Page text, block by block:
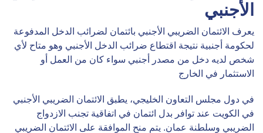
الأجنبي
يعرف الائتمان الضريبي الأجنبي بائتمان لضرائب الدخل المدفوعة
لحكومة أجنبية نتيجة اقتطاع ضرائب الدخل الأجنبي وهو متاح لأي
شخص لديه دخل من مصدر أجنبي سواء كان من العمل أو
الاستثمار في الخارج
في دول مجلس التعاون الخليجي، يطبق الائتمان الضريبي الأجنبي
في الكويت عند توافر بدل ائتمان في اتفاقية تجنب الازدواج
الضريبي وسلطنة عمان. يتم منح الموافقة على الائتمان الضريبي